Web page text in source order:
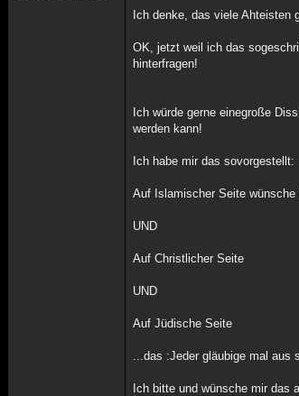
Ich denke, das viele Ahteisten
OK, jetzt weil ich das
hinterfragen!
Ich würde gerne einegroße
werden kann!
Ich habe mir das sovorgestellt:
Auf Islamischer Seite wünsche
UND
Auf Christlicher Seite
UND
Auf Jüdische Seite
...das :Jeder gläubige mal aus
Ich bitte und wünsche mir das